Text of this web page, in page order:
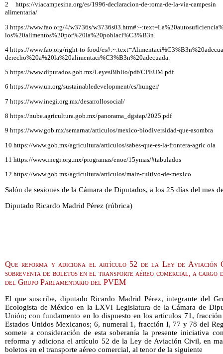
2 https://viacampesina.org/es/1996-declaracion-de-roma-de-la-via-campesin
alimentaria/
3 https://www.fao.org/4/w3736s/
los%20alimentos%20por%20la%20poblaci%C3%B3n.
4 https://www.fao.org/right-to-food/
derecho%20a%20la%20alimentaci%C3%B3n%20adecuada.
5 https://www.diputados.gob.mx/LeyesBiblio/pdf/CPEUM.pdf
6 https://www.un.org/sustainabledevelopment/es/hunger/
7 https://www.inegi.org.mx/desarrollosocial/
8 https://nube.agricultura.gob.mx/panorama_dgsiap/2025.pdf
9 https://www.gob.mx/semarnat/articulos/mexico-biodiversidad-que-asombra
10 https://www.gob.mx/agricultura/articulos/sabes-que-es-la-frontera-agric ola
11 https://www.inegi.org.mx/programas/enoe/15ymas/#tabulados
12 https://www.gob.mx/agricultura/articulos/maiz-cultivo-de-mexico
Salón de sesiones de la Cámara de Diputados, a los 25 días del mes
Diputado Ricardo Madrid Pérez (rúbrica)
Que reforma y adiciona el artículo 52 de la Ley de Aviación
sobreventa de boletos en el transporte aéreo comercial, a cargo
del Grupo Parlamentario del PVEM
El que suscribe, diputado Ricardo Madrid Pérez, integrante del
Ecologista de México en la LXVI Legislatura de la Cámara de
Unión; con fundamento en lo dispuesto en los artículos 71,
Estados Unidos Mexicanos; 6, numeral 1, fracción I, 77 y 78 del
somete a consideración de esta soberanía la presente iniciativa
reforma y adiciona el artículo 52 de la Ley de Aviación Civil, en
boletos en el transporte aéreo comercial, al tenor de la siguiente